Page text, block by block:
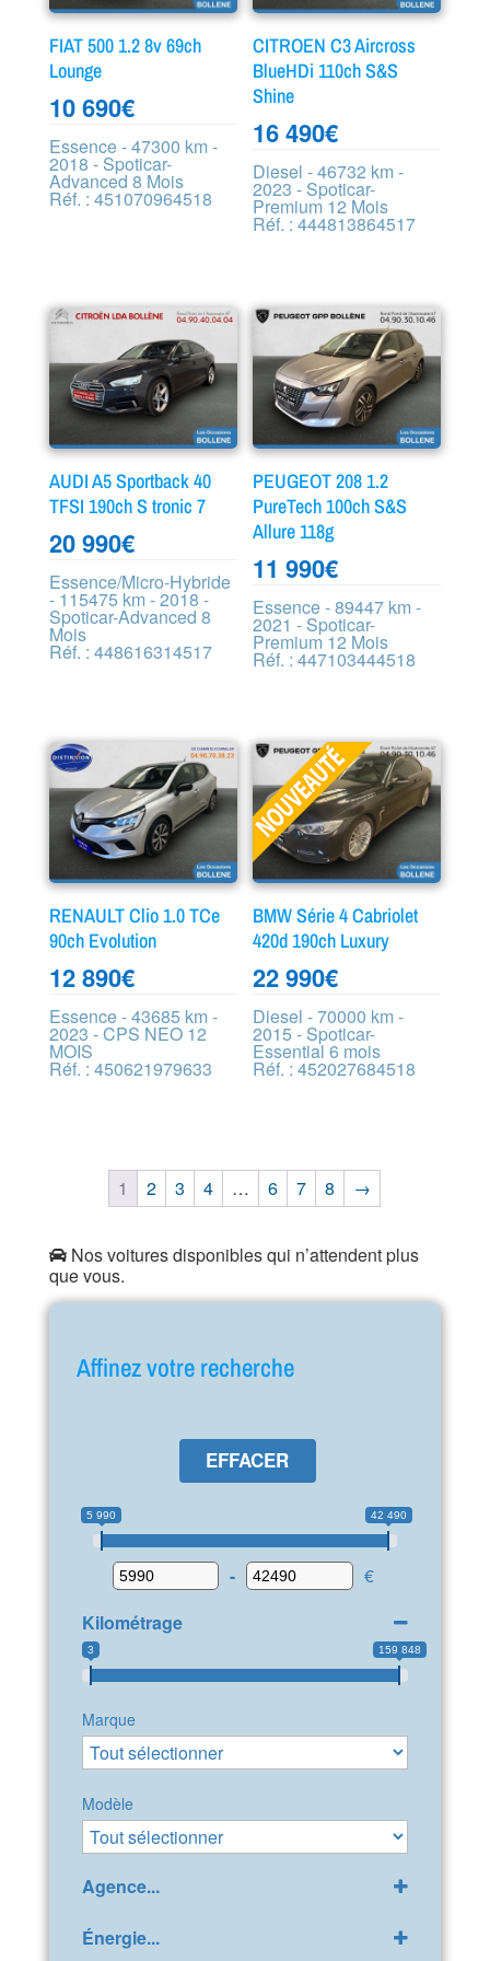
FIAT 500 1.2 8v 69ch
Lounge
10 690€
Essence - 47300 km -
2018 - Spoticar-
Advanced 8 Mois
Réf. : 451070964518
CITROEN C3 Aircross
BlueHDi 110ch S&S
Shine
16 490€
Diesel - 46732 km -
2023 - Spoticar-
Premium 12 Mois
Réf. : 444813864517
AUDI A5 Sportback 40
TFSI 190ch S tronic 7
20 990€
Essence/Micro-Hybride
- 115475 km - 2018 -
Spoticar-Advanced 8
Mois
Réf. : 448616314517
PEUGEOT 208 1.2
PureTech 100ch S&S
Allure 118g
11 990€
Essence - 89447 km -
2021 - Spoticar-
Premium 12 Mois
Réf. : 447103444518
RENAULT Clio 1.0 TCe
90ch Evolution
12 890€
Essence - 43685 km -
2023 - CPS NEO 12
MOIS
Réf. : 450621979633
BMW Série 4 Cabriolet
420d 190ch Luxury
22 990€
Diesel - 70000 km -
2015 - Spoticar-
Essential 6 mois
Réf. : 452027684518
1 2 3 4 … 6 7 8 →
Nos voitures disponibles qui n’attendent plus
que vous.
Affinez votre recherche
EFFACER
5 990 42 490
-
€
Kilométrage
3 159 848
Marque
Modèle
Agence...
LDA Citroën Bollène
Énergie...